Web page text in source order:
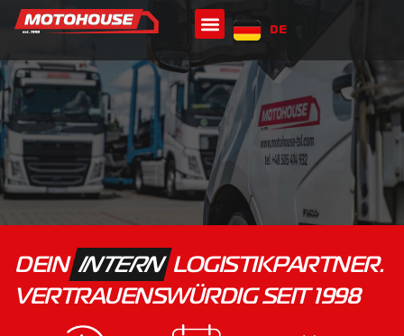
DE
IT
DEININTERNLOGISTIKPARTNER.
VERTRAUENSWÜRDIG SEIT 1998